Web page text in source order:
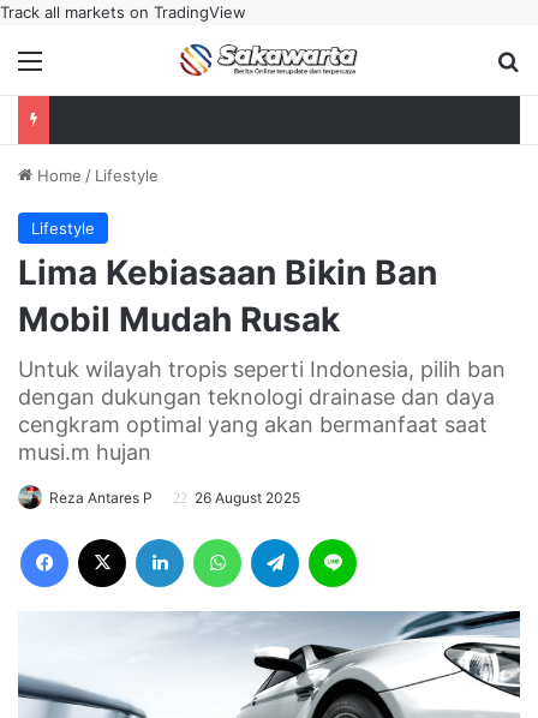
Track all markets on TradingView
Menu
Home / Lifestyle
Lifestyle
Lima Kebiasaan Bikin Ban
Mobil Mudah Rusak
Untuk wilayah tropis seperti Indonesia, pilih ban
dengan dukungan teknologi drainase dan daya
cengkram optimal yang akan bermanfaat saat
musi.m hujan
Reza Antares P 26 August 2025
Facebook LinkedIn WhatsAppTelegram